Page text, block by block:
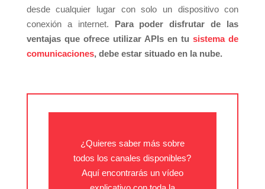
desde cualquier lugar con solo un dispositivo con
conexión a internet. Para poder disfrutar de las
ventajas que ofrece utilizar APIs en tusistema de
comunicaciones, debe estar situado en la nube.
¿Quieres saber más sobre
todos los canales disponibles?
Aquí encontrarás un vídeo